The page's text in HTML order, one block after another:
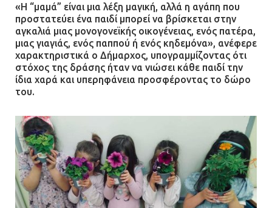
«Η “μαμά” είναι μια λέξη μαγική, αλλά η αγάπη που
προστατεύει ένα παιδί μπορεί να βρίσκεται στην
αγκαλιά μιας μονογονεϊκής οικογένειας, ενός πατέρα,
μιας γιαγιάς, ενός παππού ή ενός κηδεμόνα», ανέφερε
χαρακτηριστικά ο Δήμαρχος, υπογραμμίζοντας ότι
στόχος της δράσης ήταν να νιώσει κάθε παιδί την
ίδια χαρά και υπερηφάνεια προσφέροντας το δώρο
του.